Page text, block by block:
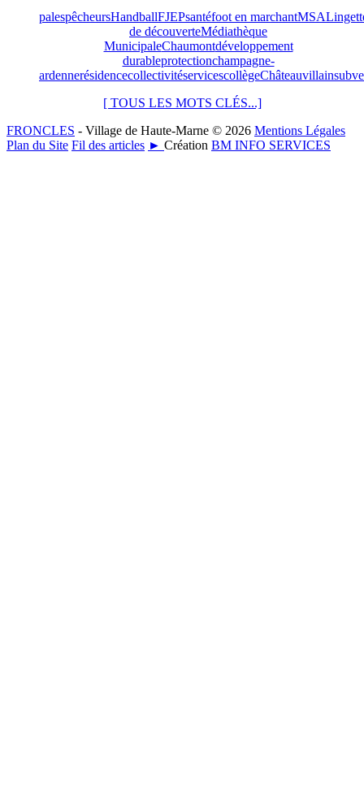
palespêcheursHandballFJEPsantéfoot en marchantMSA
de découverteMédiathèque
MunicipaleChaumontdéveloppement
durableprotectionchampagne-
ardennerésidencecollectivitéservicescollègeChâteauvillain
[ TOUS LES MOTS CLÉS...]
FRONCLES - Village de Haute-Marne © 2026 Mentions Légales
Plan du Site Fil des articles ► Création BM INFO SERVICES